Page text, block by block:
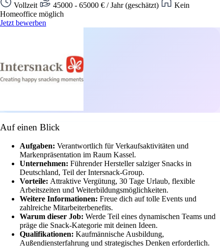
Vollzeit 45000 - 65000 € / Jahr (geschätzt)
Kein
Homeoffice möglich
Jetzt bewerben
Auf einen Blick
Aufgaben: Verantwortlich für Verkaufsaktivitäten und
Markenpräsentation im Raum Kassel.
Unternehmen: Führender Hersteller salziger Snacks in
Deutschland, Teil der Intersnack-Group.
Vorteile: Attraktive Vergütung, 30 Tage Urlaub, flexible
Arbeitszeiten und Weiterbildungsmöglichkeiten.
Weitere Informationen: Freue dich auf tolle Events und
zahlreiche Mitarbeiterbenefits.
Warum dieser Job: Werde Teil eines dynamischen Teams und
präge die Snack-Kategorie mit deinen Ideen.
Qualifikationen: Kaufmännische Ausbildung,
Außendiensterfahrung und strategisches Denken erforderlich.